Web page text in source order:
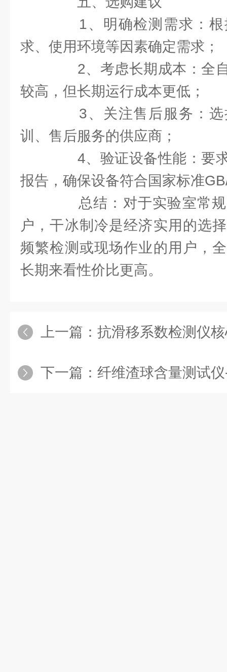
1、明确检测需求：根
求、使用环境等因素确定需求；
2、考虑长期成本：全自
较高，但长期运行成本更低；
3、关注售后服务：选
训、售后服务的供应商；
4、验证设备性能：要求
报告，确保设备符合国家标准
总结：对于实验室常规
户，干冰制冷是经济实用的选
频繁检测或现场作业的用户，
长期来看性价比更高。
上一篇： 抗滑移系数检测仪
下一篇： 纤维渣球含量测试